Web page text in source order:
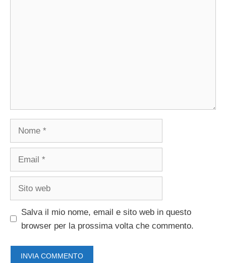
Salva il mio nome, email e sito web in questo
browser per la prossima volta che commento.